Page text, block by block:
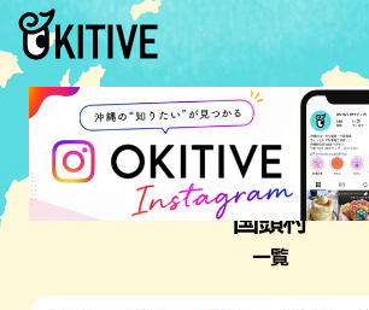
国頭村
一覧